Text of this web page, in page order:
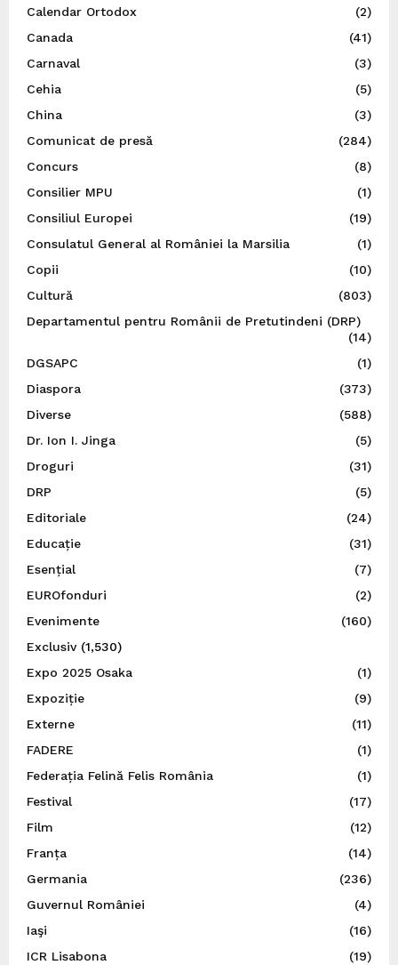
Calendar Ortodox
(2)
Canada
(41)
Carnaval
(3)
Cehia
(5)
China
(3)
Comunicat de presă
(284)
Concurs
(8)
Consilier MPU
(1)
Consiliul Europei
(19)
Consulatul General al României la Marsilia
(1)
Copii
(10)
Cultură
(803)
Departamentul pentru Românii de Pretutindeni (DRP)
(14)
DGSAPC
(1)
Diaspora
(373)
Diverse
(588)
Dr. Ion I. Jinga
(5)
Droguri
(31)
DRP
(5)
Editoriale
(24)
Educație
(31)
Esențial
(7)
EUROfonduri
(2)
Evenimente
(160)
Exclusiv(1,530)
Expo 2025 Osaka
(1)
Expoziție
(9)
Externe
(11)
FADERE
(1)
Federația Felină Felis România
(1)
Festival
(17)
Film
(12)
Franța
(14)
Germania
(236)
Guvernul României
(4)
Iaşi
(16)
ICR Lisabona
(19)